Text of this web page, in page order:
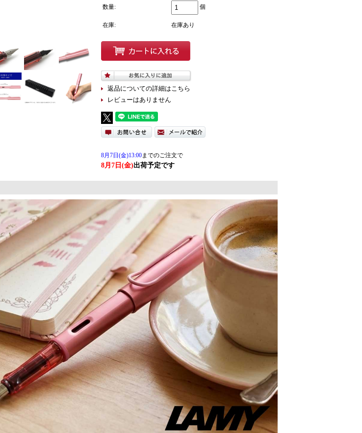
数量: 個
在庫: 在庫あり
返品についての詳細はこちら
レビューはありません
8月7日(金)13:00までのご注文で
8月7日(金)出荷予定です